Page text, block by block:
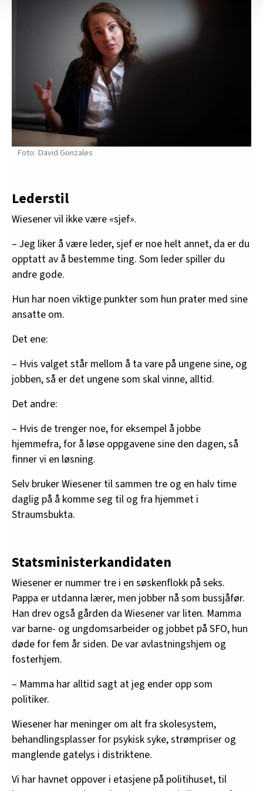
Vi deler bare informasjon om hvordan du bruker
nettstedet med LO Medias egne samarbeidspartnere
innenfor analyse og annonsering. Disse er angitt i
oversikten lengre ned på denne siden.
David Gonzales
Lederstil
Wiesener vil ikke være «sjef».
– Jeg liker å være leder, sjef er noe helt annet, da er du
opptatt av å bestemme ting. Som leder spiller du
andre gode.
Hun har noen viktige punkter som hun prater med sine
ansatte om.
Det ene:
– Hvis valget står mellom å ta vare på ungene sine, og
jobben, så er det ungene som skal vinne, alltid.
Det andre:
– Hvis de trenger noe, for eksempel å jobbe
hjemmefra, for å løse oppgavene sine den dagen, så
finner vi en løsning.
Selv bruker Wiesener til sammen tre og en halv time
daglig på å komme seg til og fra hjemmet i
Straumsbukta.
Statsministerkandidaten
Wiesener er nummer tre i en søskenflokk på seks.
Pappa er utdanna lærer, men jobber nå som bussjåfør.
Han drev også gården da Wiesener var liten. Mamma
var barne- og ungdomsarbeider og jobbet på SFO, hun
døde for fem år siden. De var avlastningshjem og
fosterhjem.
– Mamma har alltid sagt at jeg ender opp som
politiker.
Wiesener har meninger om alt fra skolesystem,
behandlingsplasser for psykisk syke, strømpriser og
manglende gatelys i distriktene.
Vi har havnet oppover i etasjene på politihuset, til